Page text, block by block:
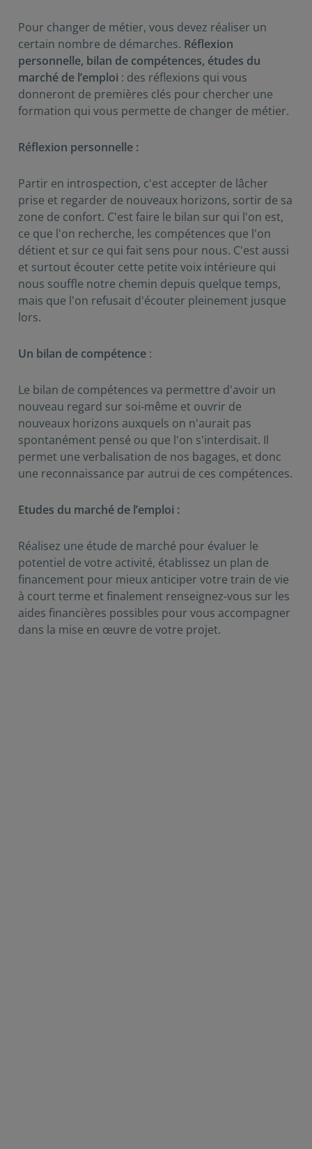
Pour changer de métier, vous devez réaliser un
certain nombre de démarches. Réflexion
personnelle, bilan de compétences, études du
marché de l’emploi : des réflexions qui vous
donneront de premières clés pour chercher une
formation qui vous permette de changer de métier.
Réflexion personnelle :
Partir en introspection, c'est accepter de lâcher
prise et regarder de nouveaux horizons, sortir de sa
zone de confort. C'est faire le bilan sur qui l'on est,
ce que l'on recherche, les compétences que l'on
détient et sur ce qui fait sens pour nous. C'est aussi
et surtout écouter cette petite voix intérieure qui
nous souffle notre chemin depuis quelque temps,
mais que l'on refusait d'écouter pleinement jusque
lors.
Un bilan de compétence :
Le bilan de compétences va permettre d'avoir un
nouveau regard sur soi-même et ouvrir de
nouveaux horizons auxquels on n'aurait pas
spontanément pensé ou que l'on s'interdisait. Il
permet une verbalisation de nos bagages, et donc
une reconnaissance par autrui de ces compétences.
Etudes du marché de l’emploi :
Réalisez une étude de marché pour évaluer le
potentiel de votre activité, établissez un plan de
financement pour mieux anticiper votre train de vie
à court terme et finalement renseignez-vous sur les
aides financières possibles pour vous accompagner
dans la mise en œuvre de votre projet.